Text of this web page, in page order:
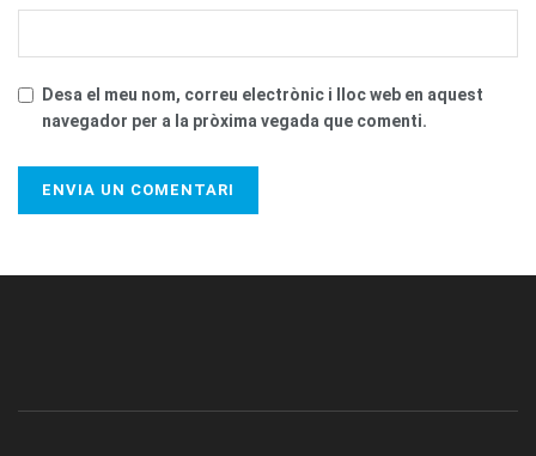
Desa el meu nom, correu electrònic i lloc web en aquest
navegador per a la pròxima vegada que comenti.